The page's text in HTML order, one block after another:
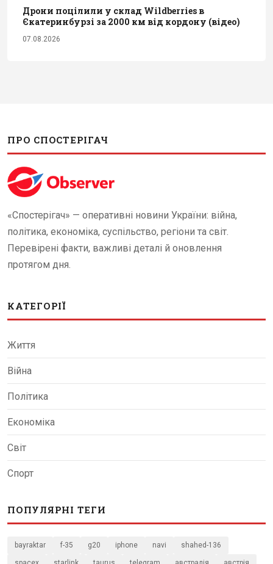
Дрони поцілили у склад Wildberries в
Єкатеринбурзі за 2000 км від кордону (відео)
07.08.2026
ПРО СПОСТЕРІГАЧ
«Спостерігач» — оперативні новини України: війна,
політика, економіка, суспільство, регіони та світ.
Перевірені факти, важливі деталі й оновлення
протягом дня.
КАТЕГОРІЇ
Життя
Війна
Політика
Економіка
Світ
Спорт
ПОПУЛЯРНІ ТЕГИ
bayraktar f-35 g20 iphone navi shahed-136